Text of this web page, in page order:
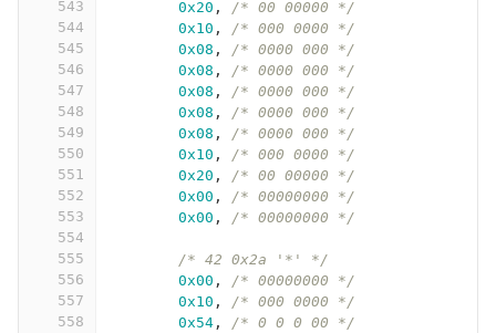
543
544
545
546
547
548
549
550
551
552
553
554
555
556
557
558
0x20 ,
/* 00 00000 */
0x10 ,
/* 000 0000 */
0x08 ,
/* 0000 000 */
0x08 ,
/* 0000 000 */
0x08 ,
/* 0000 000 */
0x08 ,
/* 0000 000 */
0x08 ,
/* 0000 000 */
0x10 ,
/* 000 0000 */
0x20 ,
/* 00 00000 */
0x00 ,
/* 00000000 */
0x00 , /* 00000000 */
/* 42 0x2a '*' */
0x00 ,
/* 00000000 */
0x10 ,
/* 000 0000 */
0x54 ,
/* 0 0 0 00 */